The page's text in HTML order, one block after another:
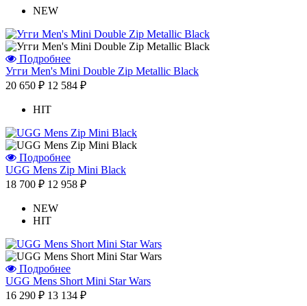
NEW
Подробнее
Угги Men's Mini Double Zip Metallic Black
20 650 ₽ 12 584 ₽
HIT
Подробнее
UGG Mens Zip Mini Black
18 700 ₽ 12 958 ₽
NEW
HIT
Подробнее
UGG Mens Short Mini Star Wars
16 290 ₽ 13 134 ₽